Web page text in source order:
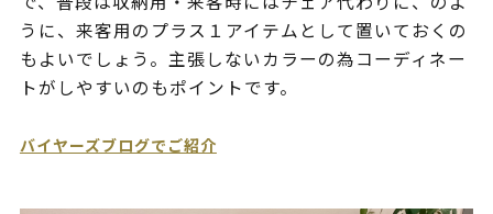
うに、来客用のプラス１アイテムとして置いておくの
もよいでしょう。主張しないカラーの為コーディネー
トがしやすいのもポイントです。
バイヤーズブログでご紹介